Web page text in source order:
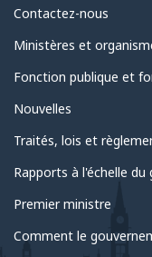
Au
sujet
du
Contactez-nous
Ministères et
Fonction publique et
Nouvelles
Traités, lois et
Rapports à l'échelle
Premier ministre
Comment le